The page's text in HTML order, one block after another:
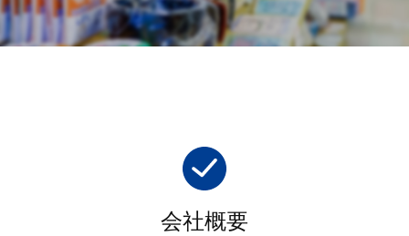
会社概要